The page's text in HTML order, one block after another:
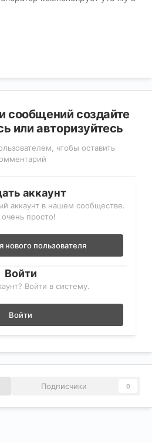
сообщений создайте
или авторизуйтесь
чтобы оставить
аккаунт
аккаунт в нашем сообществе.
просто!
нового пользователя
Войти
Войти в систему.
Войти
Подписчики 0